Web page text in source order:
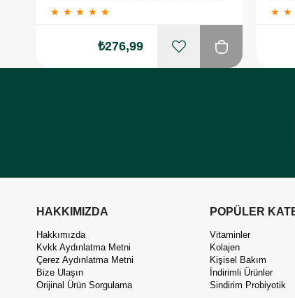
★ ★ ★ ★ ★
₺276,99
★ ★
HAKKIMIZDA
Hakkımızda
Kvkk Aydınlatma Metni
Çerez Aydınlatma Metni
Bize Ulaşın
Orijinal Ürün Sorgulama
POPÜLER
Vitaminler
Kolajen
Kişisel Bakım
İndirimli Ürünler
Sindirim Probiyotik